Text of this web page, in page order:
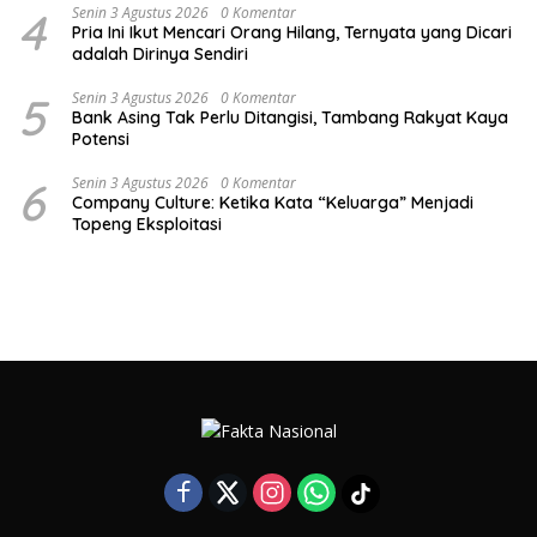
4 Senin 3 Agustus 2026 0 Komentar
Pria Ini Ikut Mencari Orang Hilang, Ternyata yang Dicari
adalah Dirinya Sendiri
5 Senin 3 Agustus 2026 0 Komentar
Bank Asing Tak Perlu Ditangisi, Tambang Rakyat Kaya
Potensi
6 Senin 3 Agustus 2026 0 Komentar
Company Culture: Ketika Kata “Keluarga” Menjadi
Topeng Eksploitasi